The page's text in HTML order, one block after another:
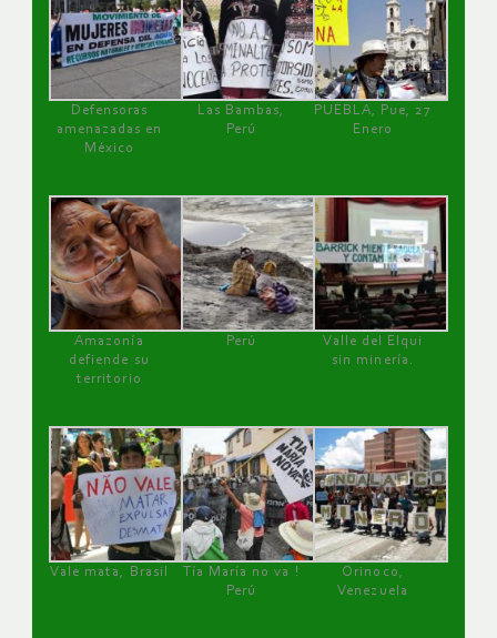
Defensoras
amenazadas en
México
Las Bambas,
Perú
PUEBLA, Pue, 27
Enero
Amazonía
defiende su
territorio
Perú
Valle del Elqui
sin minería.
Vale mata, Brasil
Tía María no va !
Perú
Orinoco,
Venezuela